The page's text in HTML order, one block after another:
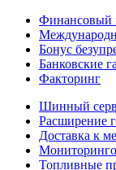
Финансовый
Бонус
Банковские
Факторинг
Шинный
Расширение
Доставка к
Топливные